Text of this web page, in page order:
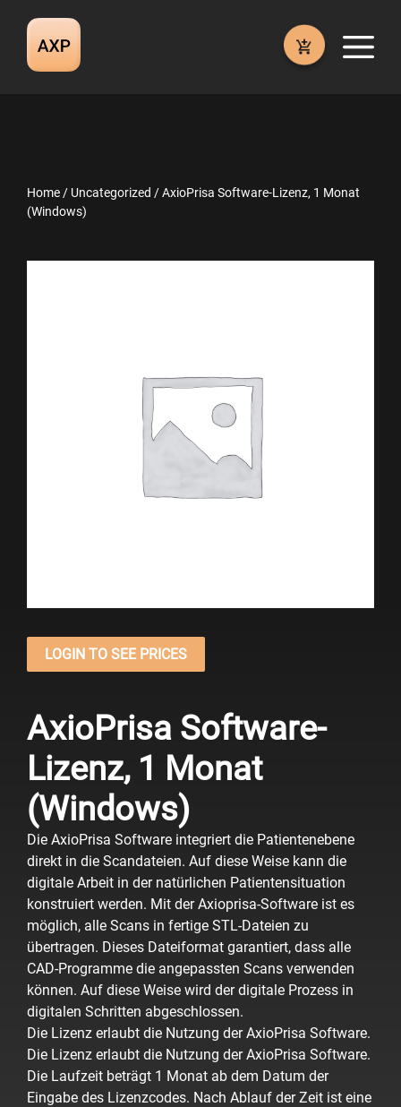
content
Home / Uncategorized / AxioPrisa Software-Lizenz, 1 Monat
(Windows)
LOGIN TO SEE PRICES
AxioPrisa Software-
Lizenz, 1 Monat
(Windows)
Die AxioPrisa Software integriert die Patientenebene
direkt in die Scandateien. Auf diese Weise kann die
digitale Arbeit in der natürlichen Patientensituation
konstruiert werden. Mit der Axioprisa-Software ist es
möglich, alle Scans in fertige STL-Dateien zu
übertragen. Dieses Dateiformat garantiert, dass alle
CAD-Programme die angepassten Scans verwenden
können. Auf diese Weise wird der digitale Prozess in
digitalen Schritten abgeschlossen.
Die Lizenz erlaubt die Nutzung der AxioPrisa Software.
Die Lizenz erlaubt die Nutzung der AxioPrisa Software.
Die Laufzeit beträgt 1 Monat ab dem Datum der
Eingabe des Lizenzcodes. Nach Ablauf der Zeit ist eine